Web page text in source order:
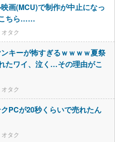
映画(MCU)で制作が中止になっ
ちら……
オタク
ンキーが怖すぎるｗｗｗｗ夏祭
たワイ、泣く…その理由がこ
オタク
PCが20秒くらいで売れたん
オタク